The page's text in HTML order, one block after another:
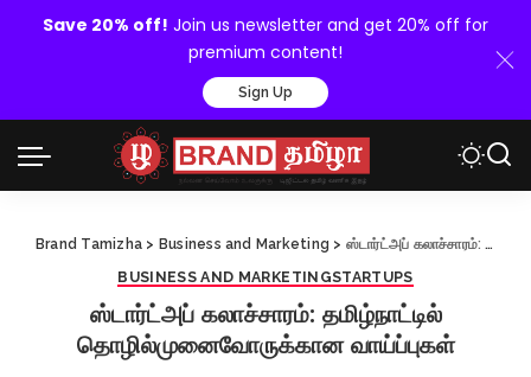
Save 20% off! Join us newsletter and get 20% off for
premium content!
Sign Up
Brand Tamizha > Business and Marketing > ஸ்டார்ட்அப் கலாச்சாரம்: தமிழ்நாட்டில் தொழில்முனைவோருக்கான வாய்ப்புகள்
BUSINESS AND MARKETINGSTARTUPS
ஸ்டார்ட்அப் கலாச்சாரம்: தமிழ்நாட்டில்
தொழில்முனைவோருக்கான வாய்ப்புகள்